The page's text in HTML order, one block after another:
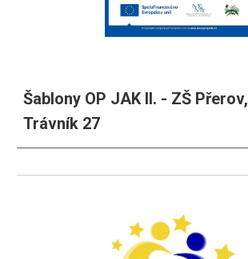
Šablony OP JAK II. - ZŠ Přerov,
Trávník 27